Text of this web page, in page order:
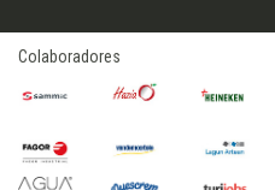
Colaboradores